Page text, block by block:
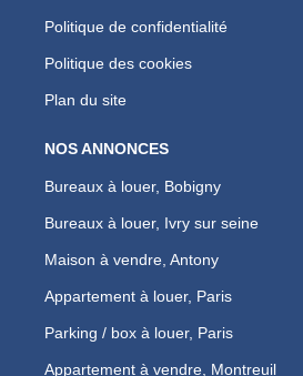
Politique de confidentialité
Politique des cookies
Plan du site
NOS ANNONCES
Bureaux à louer, Bobigny
Bureaux à louer, Ivry sur seine
Maison à vendre, Antony
Appartement à louer, Paris
Parking / box à louer, Paris
Appartement à vendre, Montreuil